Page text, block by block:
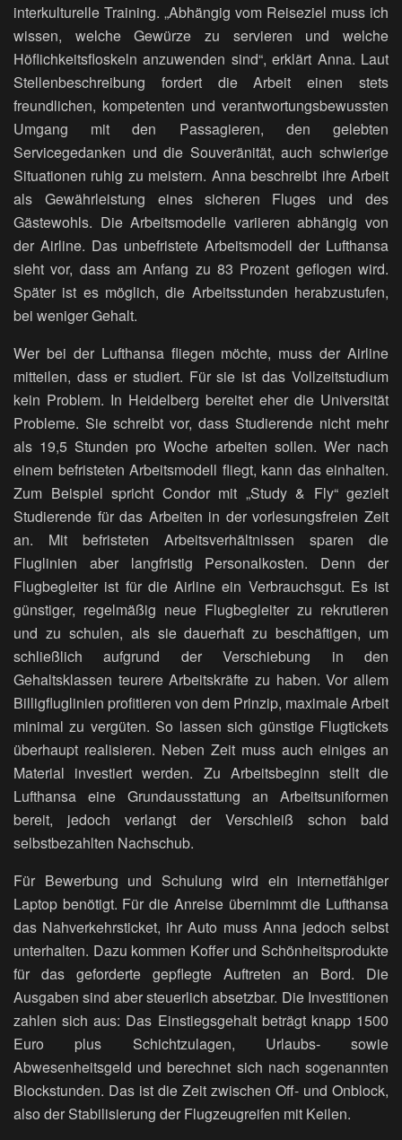
interkulturelle Training. „Abhängig vom Reiseziel muss ich
wissen, welche Gewürze zu servieren und welche
Höflichkeitsfloskeln anzuwenden sind“, erklärt Anna. Laut
Stellenbeschreibung fordert die Arbeit einen stets
freundlichen, kompetenten und verantwortungsbewussten
Umgang mit den Passagieren, den gelebten
Servicegedanken und die Souveränität, auch schwierige
Situationen ruhig zu meistern. Anna beschreibt ihre Arbeit
als Gewährleistung eines sicheren Fluges und des
Gästewohls. Die Arbeitsmodelle variieren abhängig von
der Airline. Das unbefristete Arbeitsmodell der Lufthansa
sieht vor, dass am Anfang zu 83 Prozent geflogen wird.
Später ist es möglich, die Arbeitsstunden herabzustufen,
bei weniger Gehalt.
Wer bei der Lufthansa fliegen möchte, muss der Airline
mitteilen, dass er studiert. Für sie ist das Vollzeitstudium
kein Problem. In Heidelberg bereitet eher die Universität
Probleme. Sie schreibt vor, dass Studierende nicht mehr
als 19,5 Stunden pro Woche arbeiten sollen. Wer nach
einem befristeten Arbeitsmodell fliegt, kann das einhalten.
Zum Beispiel spricht Condor mit „Study & Fly“ gezielt
Studierende für das Arbeiten in der vorlesungsfreien Zeit
an. Mit befristeten Arbeitsverhältnissen sparen die
Fluglinien aber langfristig Personalkosten. Denn der
Flugbegleiter ist für die Airline ein Verbrauchsgut. Es ist
günstiger, regelmäßig neue Flugbegleiter zu rekrutieren
und zu schulen, als sie dauerhaft zu beschäftigen, um
schließlich aufgrund der Verschiebung in den
Gehaltsklassen teurere Arbeitskräfte zu haben. Vor allem
Billigfluglinien profitieren von dem Prinzip, maximale Arbeit
minimal zu vergüten. So lassen sich günstige Flugtickets
überhaupt realisieren. Neben Zeit muss auch einiges an
Material investiert werden. Zu Arbeitsbeginn stellt die
Lufthansa eine Grundausstattung an Arbeitsuniformen
bereit, jedoch verlangt der Verschleiß schon bald
selbstbezahlten Nachschub.
Für Bewerbung und Schulung wird ein internetfähiger
Laptop benötigt. Für die Anreise übernimmt die Lufthansa
das Nahverkehrsticket, ihr Auto muss Anna jedoch selbst
unterhalten. Dazu kommen Koffer und Schönheitsprodukte
für das geforderte gepflegte Auftreten an Bord. Die
Ausgaben sind aber steuerlich absetzbar. Die Investitionen
zahlen sich aus: Das Einstiegsgehalt beträgt knapp 1500
Euro plus Schichtzulagen, Urlaubs- sowie
Abwesenheitsgeld und berechnet sich nach sogenannten
Blockstunden. Das ist die Zeit zwischen Off- und Onblock,
also der Stabilisierung der Flugzeugreifen mit Keilen.